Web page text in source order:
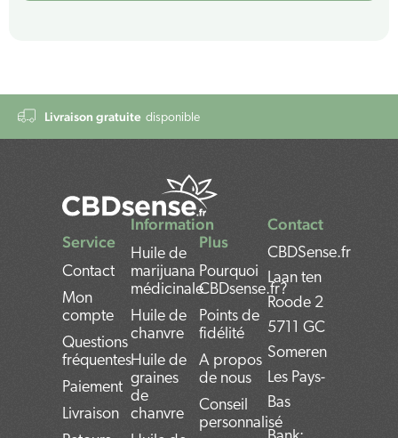
Livraison gratuite disponible
Contact
CBDSense.fr
Laan ten
Roode 2
5711 GC
Someren
Les Pays-
Bas
Service
Contact
Mon
compte
Questions
fréquentes
Paiement
Livraison
Information
Huile de
marijuana
médicinale
Huile de
chanvre
Huile de
graines
de
chanvre
Plus
Pourquoi
CBDsense.fr?
Points de
fidélité
A propos
de nous
Conseil
personnalisé